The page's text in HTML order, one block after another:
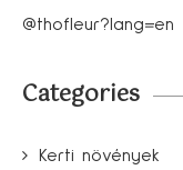
@thofleur?lang=en
Categories
Kerti növények